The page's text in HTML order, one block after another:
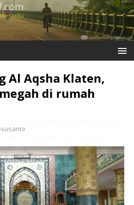
Al Aqsha Klaten,
di rumah